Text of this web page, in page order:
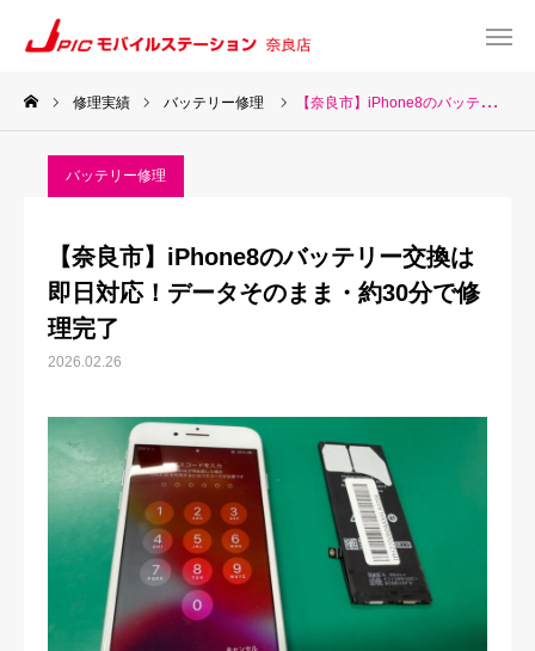
修理実績 バッテリー修理 【奈良市】iPhone8のバッテリー交換は即日対応！データそのまま・約30分で修理完了
バッテリー修理
【奈良市】iPhone8のバッテリー交換は
即日対応！データそのまま・約30分で修
理完了
2026.02.26
web予約
TOP
サービス一覧
お知らせ
修理料金表
修理実績
ご予約・お問合せ